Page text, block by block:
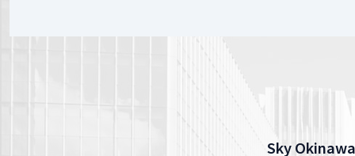
Sky Okinawa